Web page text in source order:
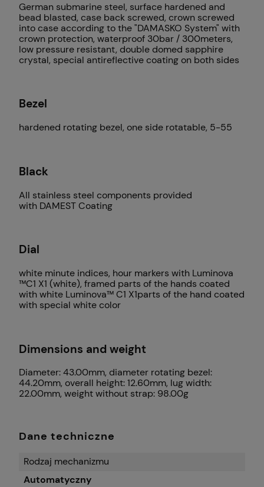
German submarine steel, surface hardened and
bead blasted, case back screwed, crown screwed
into case according to the"DAMASKO System" with
crown protection, waterproof 30bar / 300meters,
low pressure resistant, double domed sapphire
crystal, special antireflective coating on both sides
Bezel
hardened rotating bezel, one side rotatable, 5-55
Black
All stainless steel components provided
with DAMEST Coating
Dial
white minute indices, hour markers with Luminova
™C1 X1 (white), framed parts of the hands coated
with white Luminova™ C1 X1parts of the hand coated
with special white color
Dimensions and weight
Diameter: 43.00mm, diameter rotating bezel:
44.20mm, overall height: 12.60mm, lug width:
22.00mm, weight without strap: 98.00g
Dane techniczne
Rodzaj mechanizmu
Automatyczny